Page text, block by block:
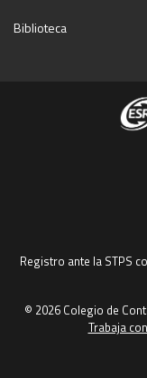
Biblioteca
Registro ante la STPS
© 2026 Colegio de
Trabaja